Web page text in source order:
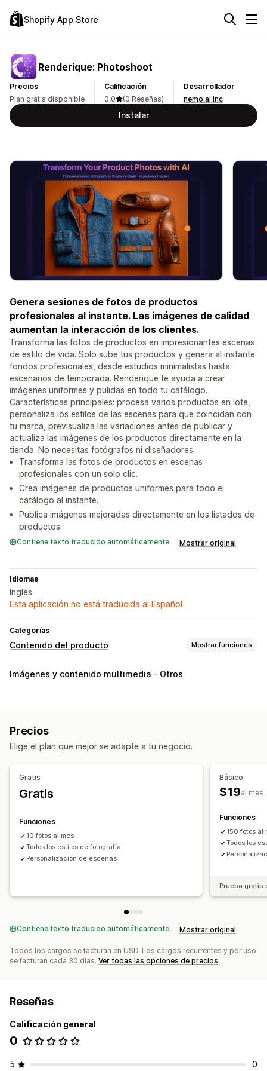
Shopify App Store
Renderique: Photoshoot
Precios
Plan gratis disponible
Calificación
0,0
(0 Reseñas)
Desarrollador
nemo.ai inc
Instalar
Genera sesiones de fotos de productos
profesionales al instante. Las imágenes de calidad
aumentan la interacción de los clientes.
Transforma las fotos de productos en impresionantes escenas
de estilo de vida. Solo sube tus productos y genera al instante
fondos profesionales, desde estudios minimalistas hasta
escenarios de temporada. Renderique te ayuda a crear
imágenes uniformes y pulidas en todo tu catálogo.
Características principales: procesa varios productos en lote,
personaliza los estilos de las escenas para que coincidan con
tu marca, previsualiza las variaciones antes de publicar y
actualiza las imágenes de los productos directamente en la
tienda. No necesitas fotógrafos ni diseñadores.
Transforma las fotos de productos en escenas
profesionales con un solo clic.
Crea imágenes de productos uniformes para todo el
catálogo al instante.
Publica imágenes mejoradas directamente en los listados de
productos.
Contiene texto traducido automáticamente Mostrar original
Idiomas
Inglés
Esta aplicación no está traducida al Español
Categorías
Contenido del producto Mostrar funciones
Tipos de contenido
Generación de IA
Imágenes y contenido multimedia - Otros
Precios
Elige el plan que mejor se adapte a tu negocio.
Gratis
Gratis
Funciones
10 fotos al mes
Todos los estilos de fotografía
Personalización de escenas
Básico
$19al mes
Funciones
150 fotos al
Todos los
Prueba gratis
Contiene texto traducido automáticamente Mostrar original
Todos los cargos se facturan en USD. Los cargos recurrentes y por uso
se facturan cada 30 días. Ver todas las opciones de precios
Reseñas
Calificación general
0
5 0